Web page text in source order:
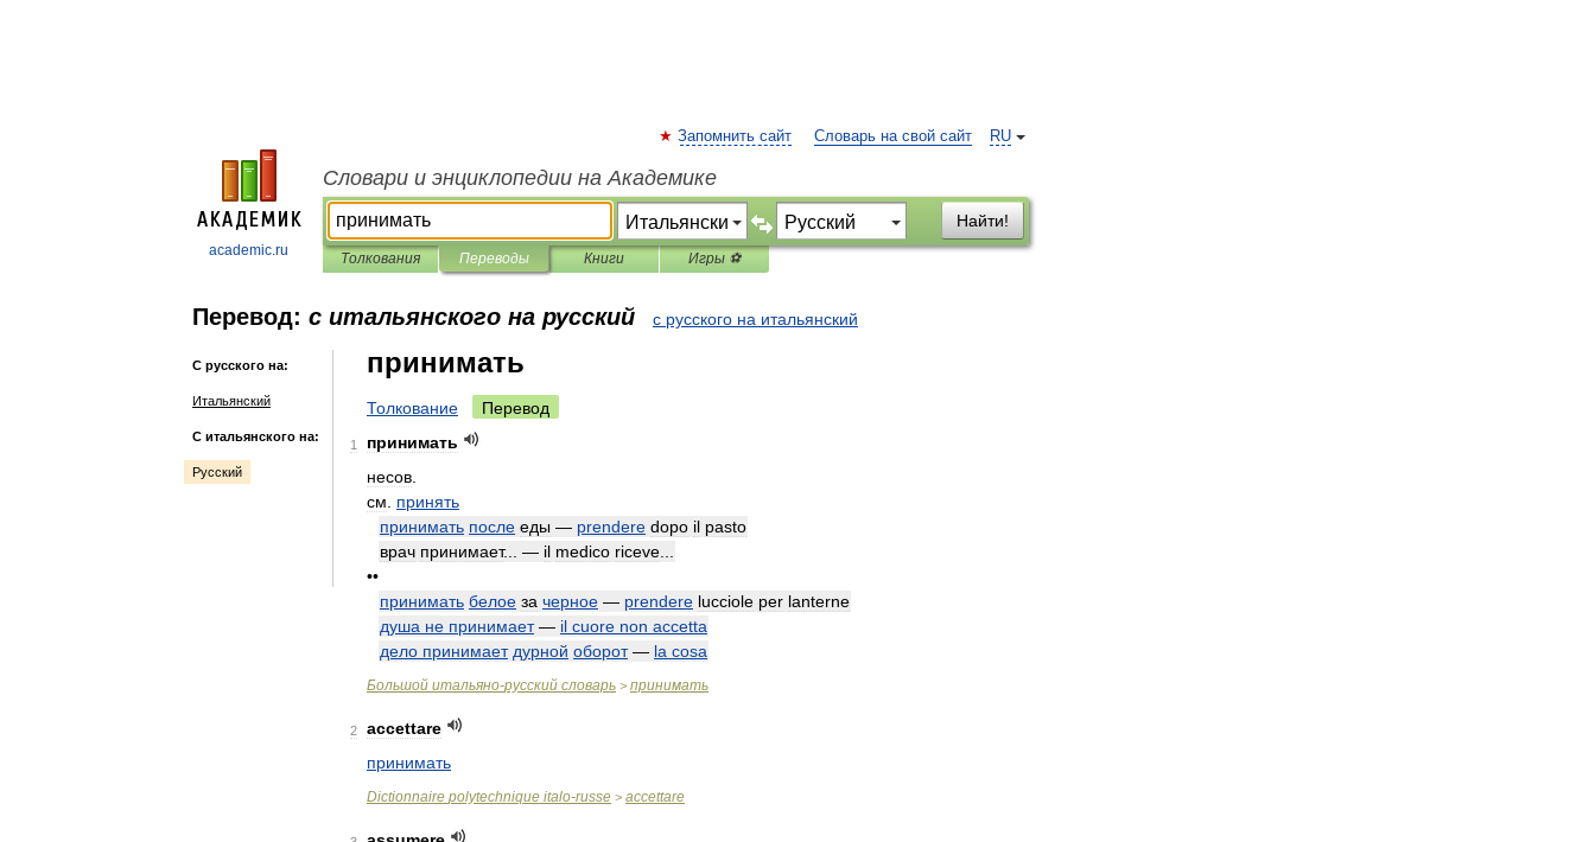
academic.ru
RU
Запомнить сайт Словарь на свой сайт
Словари и энциклопедии на Академике
Найти!
Толкования Переводы Книги Игры ⚽
Перевод: с итальянского на русский с русского на итальянский
С русского на:
Итальянский
С итальянского на:
Русский
принимать
Толкование Перевод
1
принимать
несов
см
принять
принимать после еды — prendere dopo il pasto
врач принимает... — il medico riceve
••
принимать белое за черное — prendere lucciole per lanterne
душа не принимает— il cuore non accetta
дело принимает дурной оборот— la cosa
Большой итальяно-русский словарь > принимать
2
accettare
принимать
Dictionnaire polytechnique italo-russe > accettare